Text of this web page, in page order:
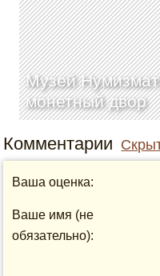
Музей
монетный двор
Комментарии
Ваша оценка:
Ваше имя (не
обязательно):